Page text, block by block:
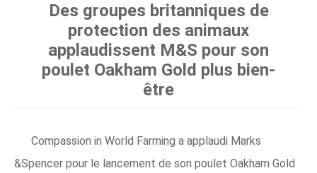
Des groupes britanniques de
protection des animaux
applaudissent M&S ​​pour son
poulet Oakham Gold plus bien-
être
Compassion in World Farming a applaudi Marks
&Spencer pour le lancement de son poulet Oakham Gold